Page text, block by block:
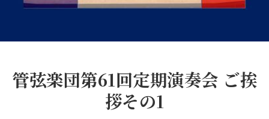
管弦楽団第61回定期演奏会 ご挨
拶その1